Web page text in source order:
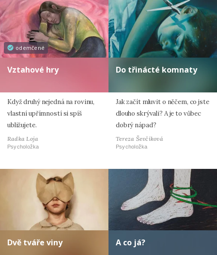
odemčené
Vztahové hry
Když druhý nejedná na rovinu,
vlastní upřímností si spíš
ubližujete.
Radka Loja
Psycholožka
Do třinácté komnaty
Jak začít mluvit o něčem, co jste
dlouho skrývali? A je to vůbec
dobrý nápad?
Tereza Ševčíková
Psycholožka
Dvě tváře viny A co já?